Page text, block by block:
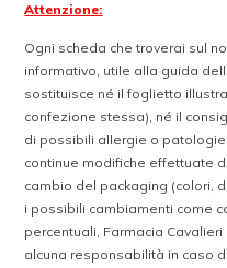
Attenzione:
Ogni scheda che troverai sul
informativo, utile alla guida
sostituisce né il foglietto
confezione stessa), né il
di possibili allergie o
continue modifiche effettuate
cambio del packaging (colori,
i possibili cambiamenti come
percentuali, Farmacia
alcuna responsabilità in caso